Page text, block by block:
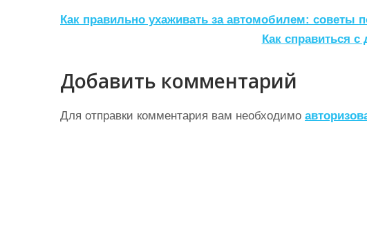
Н
в
и
г
Как правильно ухаживать за автомобилем: советы
Как справиться
Добавить комментарий
Для отправки комментария вам необходимо